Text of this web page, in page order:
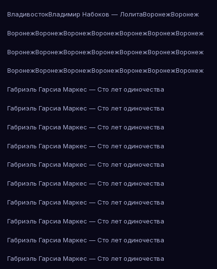
ВладивостокВладимир Набоков — ЛолитаВоронежВоронеж
ВоронежВоронежВоронежВоронежВоронежВоронежВоронеж
ВоронежВоронежВоронежВоронежВоронежВоронежВоронеж
ВоронежВоронежВоронежВоронежВоронежВоронежВоронеж
Габриэль Гарсиа Маркес — Сто лет одиночества
Габриэль Гарсиа Маркес — Сто лет одиночества
Габриэль Гарсиа Маркес — Сто лет одиночества
Габриэль Гарсиа Маркес — Сто лет одиночества
Габриэль Гарсиа Маркес — Сто лет одиночества
Габриэль Гарсиа Маркес — Сто лет одиночества
Габриэль Гарсиа Маркес — Сто лет одиночества
Габриэль Гарсиа Маркес — Сто лет одиночества
Габриэль Гарсиа Маркес — Сто лет одиночества
Габриэль Гарсиа Маркес — Сто лет одиночества